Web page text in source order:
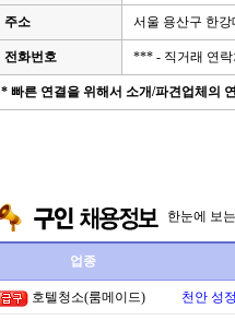
주소 서울 용산구 한강
전화번호 *** - 직거래 연
* 빠른 연결을 위해서 소개/파견업체의
한눈에 보
업종
호텔청소(룸메이드) 천안 성